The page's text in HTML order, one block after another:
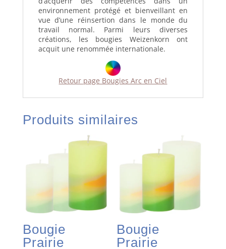
environnement protégé et bienveillant en
vue d’une réinsertion dans le monde du
travail normal. Parmi leurs diverses
créations, les bougies Weizenkorn ont
acquit une renommée internationale.
Retour page Bougies Arc en Ciel
Produits similaires
Bougie
Prairie
Bougie
Prairie